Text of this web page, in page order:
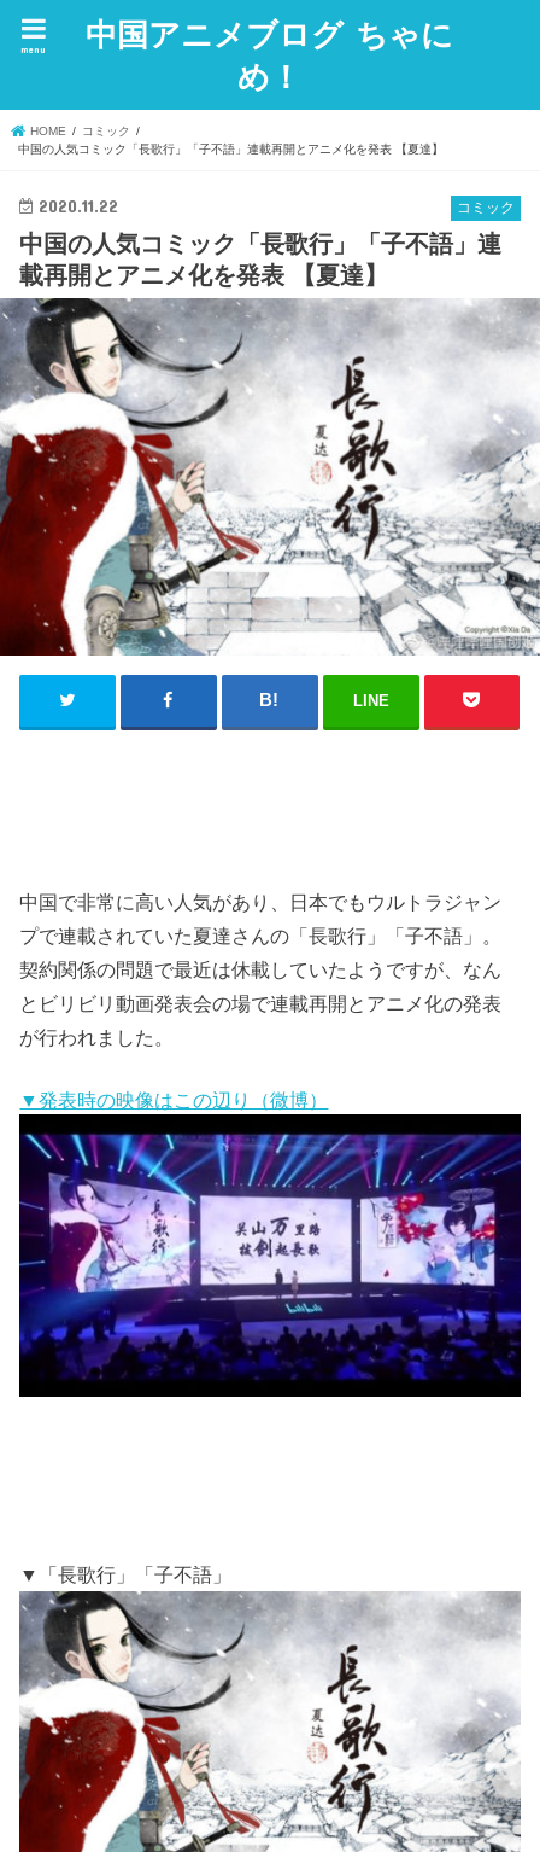
中国アニメブログ ちゃに
め！
menu
HOME
コミック
中国の人気コミック「長歌行」「子不語」連載再開とアニメ化を発表 【夏達】
コミック
2020.11.22
中国の人気コミック「長歌行」「子不語」連
載再開とアニメ化を発表 【夏達】
LINE
中国で非常に高い人気があり、日本でもウルトラジャン
プで連載されていた夏達さんの「長歌行」「子不語」。
契約関係の問題で最近は休載していたようですが、なん
とビリビリ動画発表会の場で連載再開とアニメ化の発表
が行われました。
▼発表時の映像はこの辺り（微博）
▼「長歌行」「子不語」